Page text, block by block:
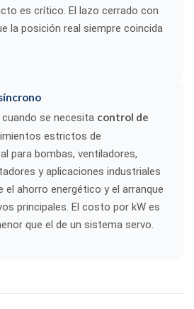
es crítico. El lazo cerrado con
la posición real siempre coincida
se necesita control de
estrictos de
para bombas, ventiladores,
y aplicaciones industriales
el ahorro energético y el arranque
principales. El costo por kW es
que el de un sistema servo.